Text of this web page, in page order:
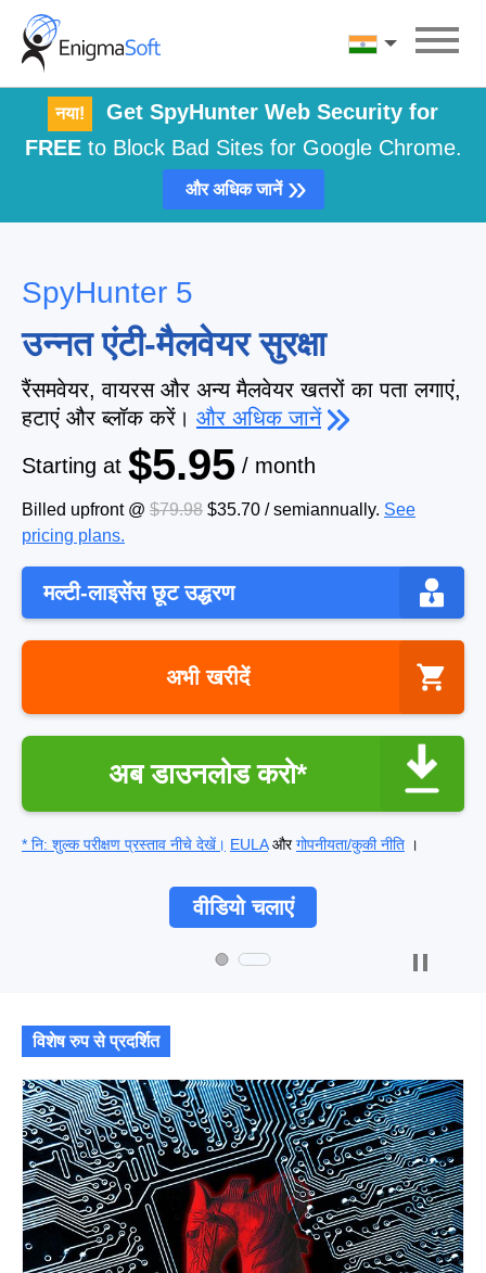
Skip
content
हिन्दी
नया!
Get SpyHunter Web Security for
FREEto Block Bad Sites for Google Chrome.
और अधिक जानें »
SpyHunter 5
उन्नत एंटी-मैलवेयर सुरक्षा
रैंसमवेयर, वायरस और अन्य मैलवेयर खतरों का पता लगाएं,
हटाएं और ब्लॉक करें। और अधिक जानें
Starting at $5.95 / month
Billed upfront @ $79.98 $35.70 /semiannually. See
pricing plans.
मल्टी-लाइसेंस छूट उद्धरण
अभी खरीदें
अब डाउनलोड करो*
* नि: शुल्क परीक्षण प्रस्ताव नीचे देखें। EULAऔरगोपनीयता/कुकी नीति ।
वीडियो चलाएं
विशेष रुप से प्रदर्शित